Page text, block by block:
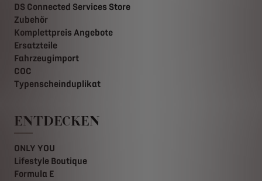
DS Connected Services Store
Zubehör
Komplettpreis Angebote
Ersatzteile
Fahrzeugimport
COC
Typenscheinduplikat
ENTDECKEN
ONLY YOU
Lifestyle Boutique
Formula E